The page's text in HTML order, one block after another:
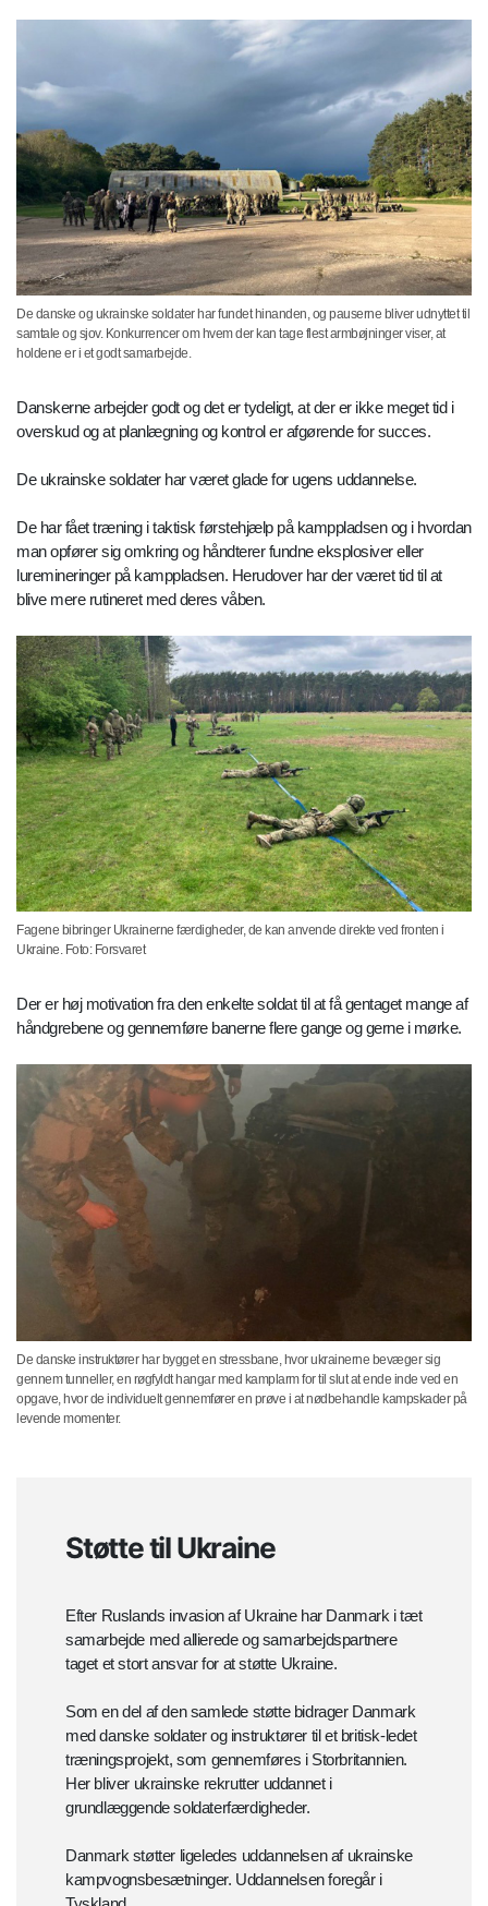
De danske og ukrainske soldater har fundet hinanden, og pauserne bliver udnyttet til
samtale og sjov. Konkurrencer om hvem der kan tage flest armbøjninger viser, at
holdene er i et godt samarbejde.
Danskerne arbejder godt og det er tydeligt, at der er ikke meget tid i
overskud og at planlægning og kontrol er afgørende for succes.
De ukrainske soldater har været glade for ugens uddannelse.
De har fået træning i taktisk førstehjælp på kamppladsen og i hvordan
man opfører sig omkring og håndterer fundne eksplosiver eller
luremineringer på kamppladsen. Herudover har der været tid til at
blive mere rutineret med deres våben.
Fagene bibringer Ukrainerne færdigheder, de kan anvende direkte ved fronten i
Ukraine. Foto: Forsvaret
Der er høj motivation fra den enkelte soldat til at få gentaget mange af
håndgrebene og gennemføre banerne flere gange og gerne i mørke.
De danske instruktører har bygget en stressbane, hvor ukrainerne bevæger sig
gennem tunneller, en røgfyldt hangar med kamplarm for til slut at ende inde ved en
opgave, hvor de individuelt gennemfører en prøve i at nødbehandle kampskader på
levende momenter.
Støtte til Ukraine
Efter Ruslands invasion af Ukraine har Danmark i tæt
samarbejde med allierede og samarbejdspartnere
taget et stort ansvar for at støtte Ukraine.
Som en del af den samlede støtte bidrager Danmark
med danske soldater og instruktører til et britisk-ledet
træningsprojekt, som gennemføres i Storbritannien.
Her bliver ukrainske rekrutter uddannet i
grundlæggende soldaterfærdigheder.
Danmark støtter ligeledes uddannelsen af ukrainske
kampvognsbesætninger. Uddannelsen foregår i